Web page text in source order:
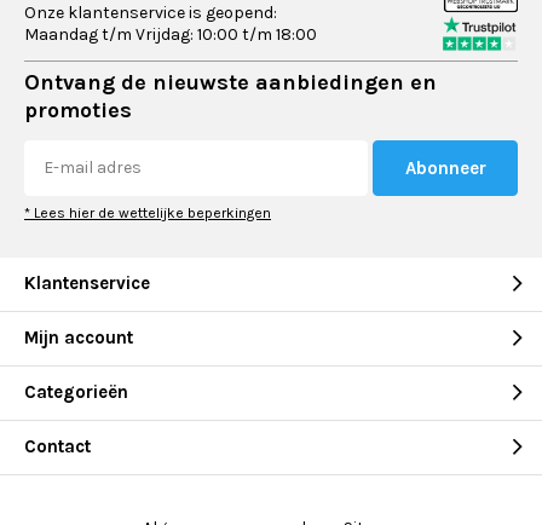
Onze klantenservice is geopend:
Maandag t/m Vrijdag: 10:00 t/m 18:00
Ontvang de nieuwste aanbiedingen en
promoties
Abonneer
* Lees hier de wettelijke beperkingen
Klantenservice
Mijn account
Categorieën
Contact